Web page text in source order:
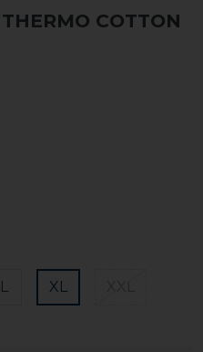
COTTON
L XL